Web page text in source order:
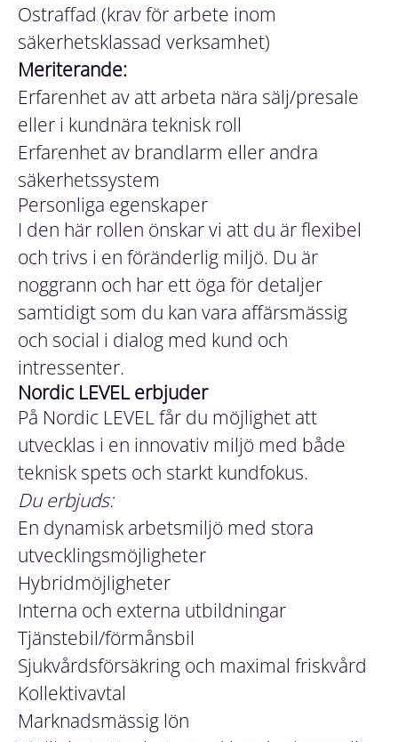
Ostraffad (krav för arbete inom
säkerhetsklassad verksamhet)
Meriterande:
Erfarenhet av att arbeta nära sälj/presale
eller i kundnära teknisk roll
Erfarenhet av brandlarm eller andra
säkerhetssystem
Personliga egenskaper
I den här rollen önskar vi att du är flexibel
och trivs i en föränderlig miljö. Du är
noggrann och har ett öga för detaljer
samtidigt som du kan vara affärsmässig
och social i dialog med kund och
intressenter.
Nordic LEVEL erbjuder
På Nordic LEVEL får du möjlighet att
utvecklas i en innovativ miljö med både
teknisk spets och starkt kundfokus.
Du erbjuds:
En dynamisk arbetsmiljö med stora
utvecklingsmöjligheter
Hybridmöjligheter
Interna och externa utbildningar
Tjänstebil/förmånsbil
Sjukvårdsförsäkring och maximal friskvård
Kollektivavtal
Marknadsmässig lön